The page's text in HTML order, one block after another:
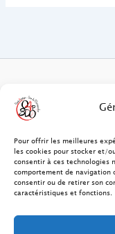
Pour offrir les meilleures
les cookies pour stocker et/
consentir à ces technologies
comportement de navigation
consentir ou de retirer son
caractéristiques et fonctions.